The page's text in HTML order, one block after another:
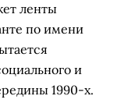
ленты
по имени
и
1990-х.